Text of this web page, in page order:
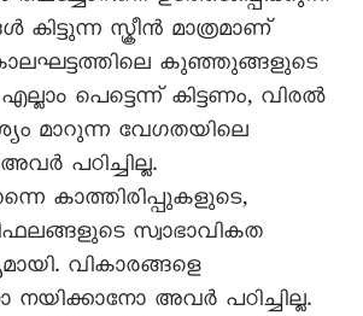
കിട്ടുന്ന സ്ക്രീൻ മാത്രമാണ്
കുഞ്ഞുങ്ങളുടെ
പെട്ടെന്ന് കിട്ടണം, വിരൽ
മാറുന്ന വേഗതയിലെ
പഠിച്ചില്ല.
കാത്തിരിപ്പുകളുടെ,
സ്വാഭാവികത
വികാരങ്ങളെ
നയിക്കാനോ അവർ പഠിച്ചില്ല.